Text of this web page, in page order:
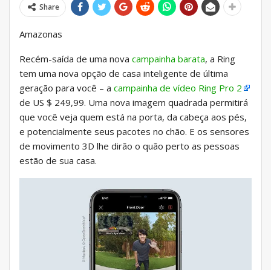
Share
Amazonas
Recém-saída de uma nova campainha barata, a Ring
tem uma nova opção de casa inteligente de última
geração para você – a campainha de vídeo Ring Pro 2
de US $ 249,99. Uma nova imagem quadrada permitirá
que você veja quem está na porta, da cabeça aos pés,
e potencialmente seus pacotes no chão. E os sensores
de movimento 3D lhe dirão o quão perto as pessoas
estão de sua casa.